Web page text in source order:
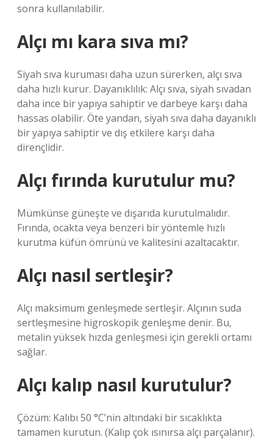
sonra kullanılabilir.
Alçı mı kara sıva mı?
Siyah sıva kuruması daha uzun sürerken, alçı sıva
daha hızlı kurur. Dayanıklılık: Alçı sıva, siyah sıvadan
daha ince bir yapıya sahiptir ve darbeye karşı daha
hassas olabilir. Öte yandan, siyah sıva daha dayanıklı
bir yapıya sahiptir ve dış etkilere karşı daha
dirençlidir.
Alçı fırında kurutulur mu?
Mümkünse güneşte ve dışarıda kurutulmalıdır.
Fırında, ocakta veya benzeri bir yöntemle hızlı
kurutma küfün ömrünü ve kalitesini azaltacaktır.
Alçı nasıl sertleşir?
Alçı maksimum genleşmede sertleşir. Alçının suda
sertleşmesine higroskopik genleşme denir. Bu,
metalin yüksek hızda genleşmesi için gerekli ortamı
sağlar.
Alçı kalıp nasıl kurutulur?
Çözüm: Kalıbı 50 °C’nin altındaki bir sıcaklıkta
tamamen kurutun. (Kalıp çok ısınırsa alçı parçalanır).